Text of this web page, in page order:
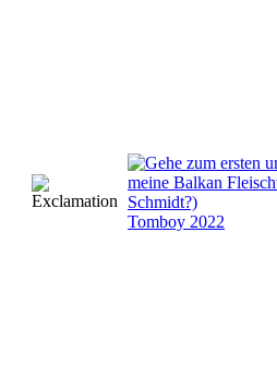
meine Balkan
Schmidt?)
Tomboy 2022